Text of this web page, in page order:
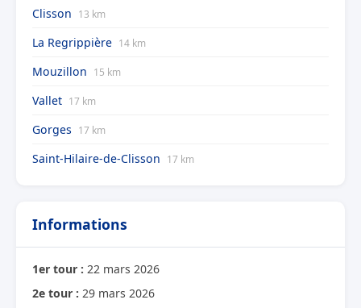
Clisson 13 km
La Regrippière 14 km
Mouzillon 15 km
Vallet 17 km
Gorges 17 km
Saint-Hilaire-de-Clisson 17 km
Informations
1er tour : 22 mars 2026
2e tour : 29 mars 2026